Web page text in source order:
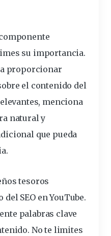
su importancia.
proporcionar
el contenido del
menciona
natural y
que pueda
tesoros
del SEO en YouTube.
palabras clave
No te limites